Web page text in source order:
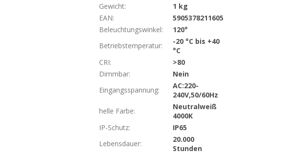
Gewicht:
1 kg
EAN:
5905378211605
Beleuchtungswinkel:
120°
Betriebstemperatur:
-20 °C bis +40
°C
CRI:
>80
Dimmbar:
Nein
Eingangsspannung:
AC:220-
240V,50/60Hz
helle Farbe:
Neutralweiß
4000K
IP-Schutz:
IP65
Lebensdauer:
20.000
Stunden